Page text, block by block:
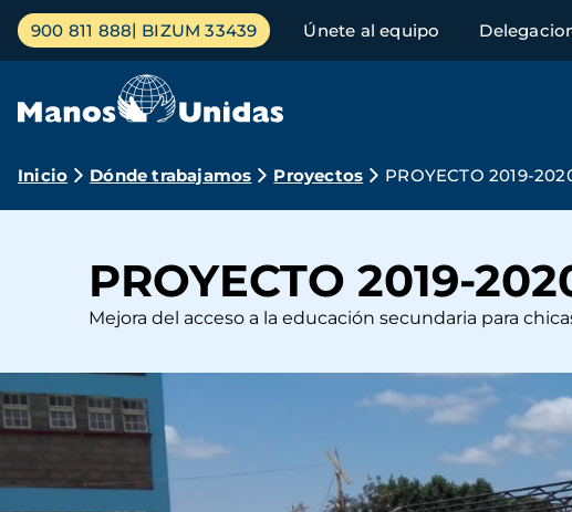
Pasar
contenido
Menú
principal
900 811 888 BIZUM 33439 Únete al equipo
Ruta
navegación
Inicio Dónde trabajamos Proyectos PROYECTO 2019-
PROYECTO 2019-
Mejora del acceso a la educación secundaria para